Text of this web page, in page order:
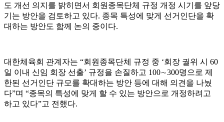
도 개선 의지를 밝히면서 회원종목단체 규정 개정 시기를 앞당
기는 방안을 검토하고 있다. 종목 특성에 맞게 선거인단을 확
대하는 방안도 함께 논의 중이다.
대한체육회 관계자는 “회원종목단체 규정 중 ‘회장 궐위 시 60
일 이내 신임 회장 선출’ 규정을 손질하고 100∼300명으로 제
한된 선거인단 규모를 확대하는 방안 등에 대해 의견을 나눴
다”며 “종목의 특성에 맞게 할 수 있는 방안으로 개정하려고
하고 있다”고 전했다.